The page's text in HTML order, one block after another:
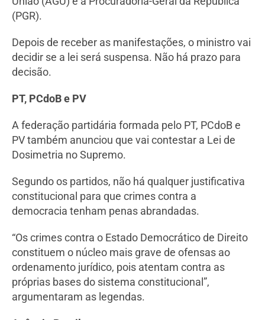
(PGR).
Depois de receber as manifestações, o ministro vai
decidir se a lei será suspensa. Não há prazo para
decisão.
PT, PCdoB e PV
A federação partidária formada pelo PT, PCdoB e
PV também anunciou que vai contestar a Lei de
Dosimetria no Supremo.
Segundo os partidos, não há qualquer justificativa
constitucional para que crimes contra a
democracia tenham penas abrandadas.
“Os crimes contra o Estado Democrático de Direito
constituem o núcleo mais grave de ofensas ao
ordenamento jurídico, pois atentam contra as
próprias bases do sistema constitucional”,
argumentaram as legendas.